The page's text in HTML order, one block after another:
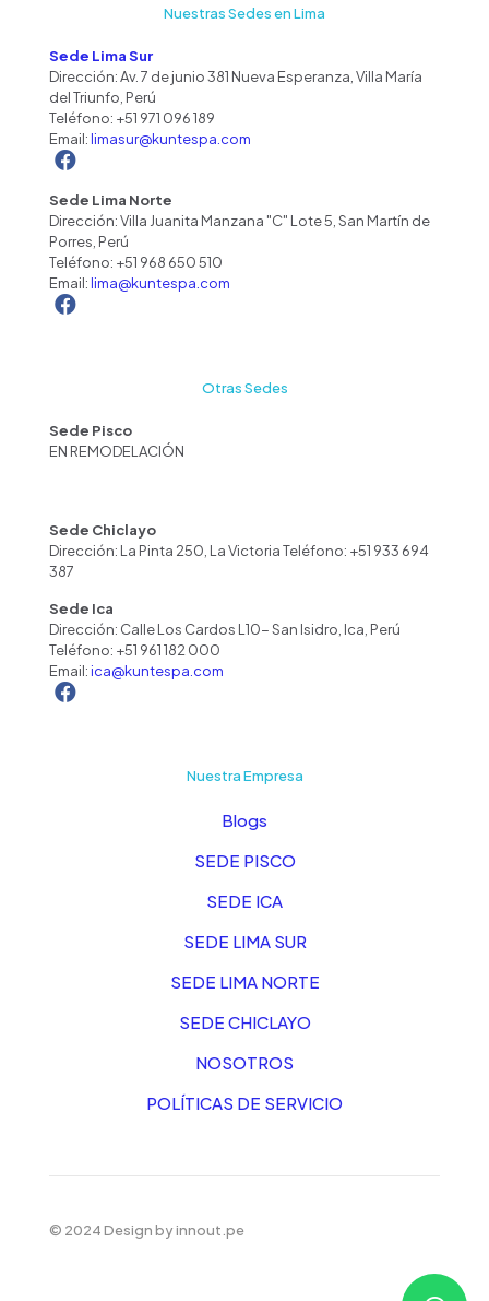
Nuestras Sedes en Lima
Sede Lima Sur
Dirección: Av. 7 de junio 381 Nueva Esperanza, Villa María
del Triunfo, Perú
Teléfono: +51 971 096 189
Email:limasur@kuntespa.com
Sede Lima Norte
Dirección: Villa Juanita Manzana "C" Lote 5, San Martín de
Porres, Perú
Teléfono: +51 968 650 510
Email:lima@kuntespa.com
Otras Sedes
Sede Pisco
EN REMODELACIÓN
Sede Chiclayo
Dirección: La Pinta 250, La Victoria Teléfono: +51 933 694
387
Sede Ica
Dirección: Calle Los Cardos L10- San Isidro, Ica, Perú
Teléfono: +51 961 182 000
Email:ica@kuntespa.com
Nuestra Empresa
Blogs
SEDE PISCO
SEDE ICA
SEDE LIMA SUR
SEDE LIMA NORTE
SEDE CHICLAYO
NOSOTROS
POLÍTICAS DE SERVICIO
© 2024 Design byinnout.pe